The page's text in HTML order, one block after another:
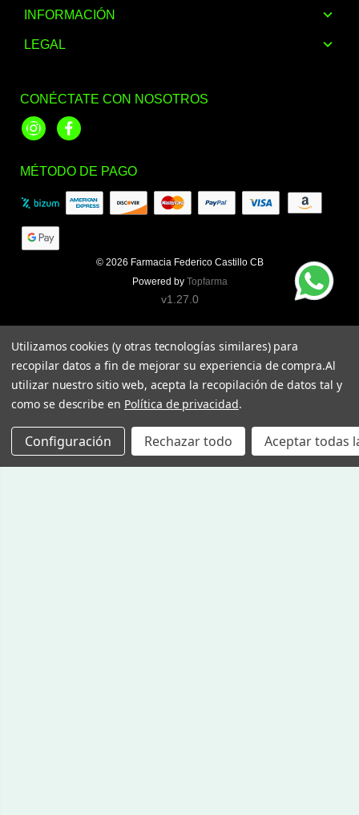
INFORMACIÓN
LEGAL
CONÉCTATE CON NOSOTROS
InstagramFacebook
MÉTODO DE PAGO
© 2026 Farmacia Federico Castillo CB
Powered by Topfarma
v1.27.0
Utilizamos cookies (y otras tecnologías similares) para
recopilar datos a fin de mejorar su experiencia de compra.Al
utilizar nuestro sitio web, acepta la recopilación de datos tal y
como se describe en Política de privacidad.
Configuración Rechazar todo Aceptar todas